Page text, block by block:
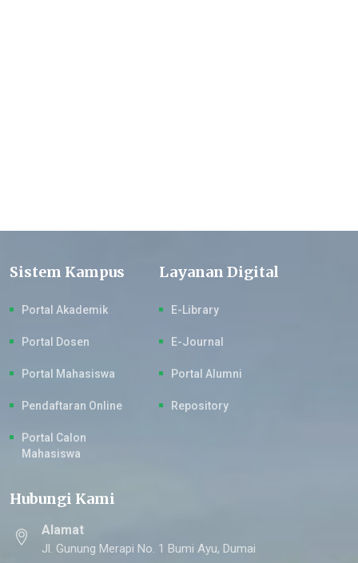
Sistem Kampus
Portal Akademik
Portal Dosen
Portal Mahasiswa
Pendaftaran Online
Portal Calon
Mahasiswa
Layanan Digital
E-Library
E-Journal
Portal Alumni
Repository
Hubungi Kami
Alamat
Jl. Gunung Merapi No. 1 Bumi Ayu, Dumai